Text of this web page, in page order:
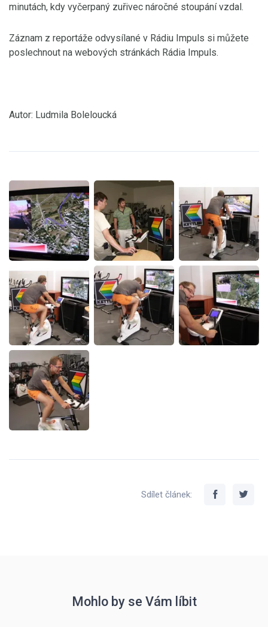
minutách, kdy vyčerpaný zuřivec náročné stoupání vzdal.
Záznam z reportáže odvysílané v Rádiu Impuls si můžete
poslechnout na webových stránkách Rádia Impuls.
Autor: Ludmila Boleloucká
Sdílet článek:
Mohlo by se Vám líbit